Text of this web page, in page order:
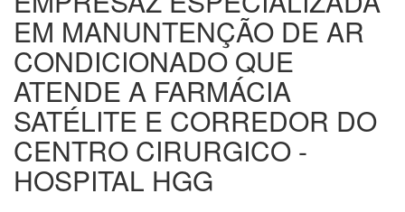
EM MANUNTENÇÃO DE AR
CONDICIONADO QUE
ATENDE A FARMÁCIA
SATÉLITE E CORREDOR DO
CENTRO CIRURGICO -
HOSPITAL HGG